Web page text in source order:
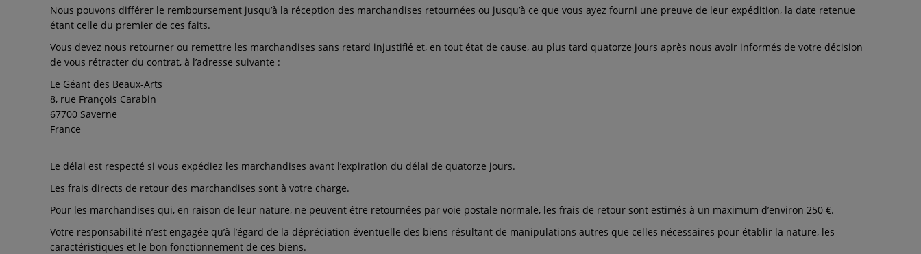
Nous pouvons différer le remboursement jusqu’à la réception des marchandises retournées ou jusqu’à ce que vous ayez fourni une preuve de leur expédition, la date retenue
étant celle du premier de ces faits.
Vous devez nous retourner ou remettre les marchandises sans retard injustifié et, en tout état de cause, au plus tard quatorze jours après nous avoir informés de votre décision
de vous rétracter du contrat, à l’adresse suivante :
Le Géant des Beaux-Arts
8, rue François Carabin
67700 Saverne
France
Le délai est respecté si vous expédiez les marchandises avant l’expiration du délai de quatorze jours.
Les frais directs de retour des marchandises sont à votre charge.
Pour les marchandises qui, en raison de leur nature, ne peuvent être retournées par voie postale normale, les frais de retour sont estimés à un maximum d’environ 250 €.
Votre responsabilité n’est engagée qu’à l’égard de la dépréciation éventuelle des biens résultant de manipulations autres que celles nécessaires pour établir la nature, les
caractéristiques et le bon fonctionnement de ces biens.